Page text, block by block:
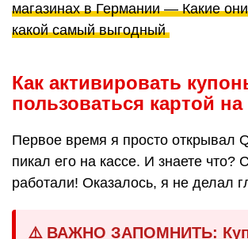
магазинах в Германии — Какие
какой самый выгодный
Как активировать
пользоваться картой на
Первое время я просто открывал
пикал его на кассе. И знаете что?
работали! Оказалось, я не делал
⚠️ ВАЖНО ЗАПОМНИТЬ: